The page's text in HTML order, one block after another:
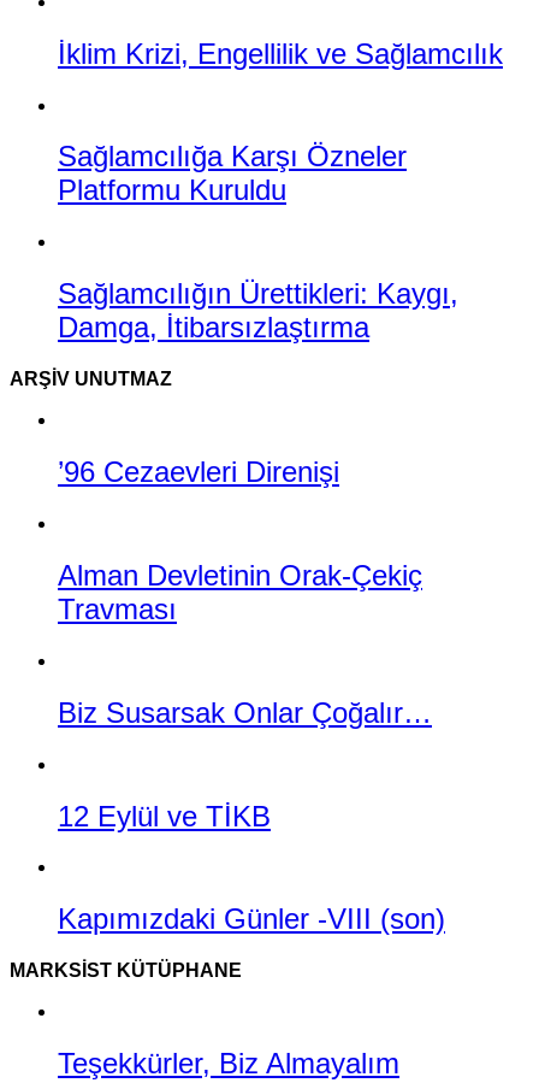
İklim Krizi, Engellilik ve Sağlamcılık
Sağlamcılığa Karşı Özneler
Platformu Kuruldu
Sağlamcılığın Ürettikleri: Kaygı,
Damga, İtibarsızlaştırma
ARŞIV UNUTMAZ
’96 Cezaevleri Direnişi
Alman Devletinin Orak-Çekiç
Travması
Biz Susarsak Onlar Çoğalır…
12 Eylül ve TİKB
Kapımızdaki Günler -VIII (son)
MARKSIST KÜTÜPHANE
Teşekkürler, Biz Almayalım